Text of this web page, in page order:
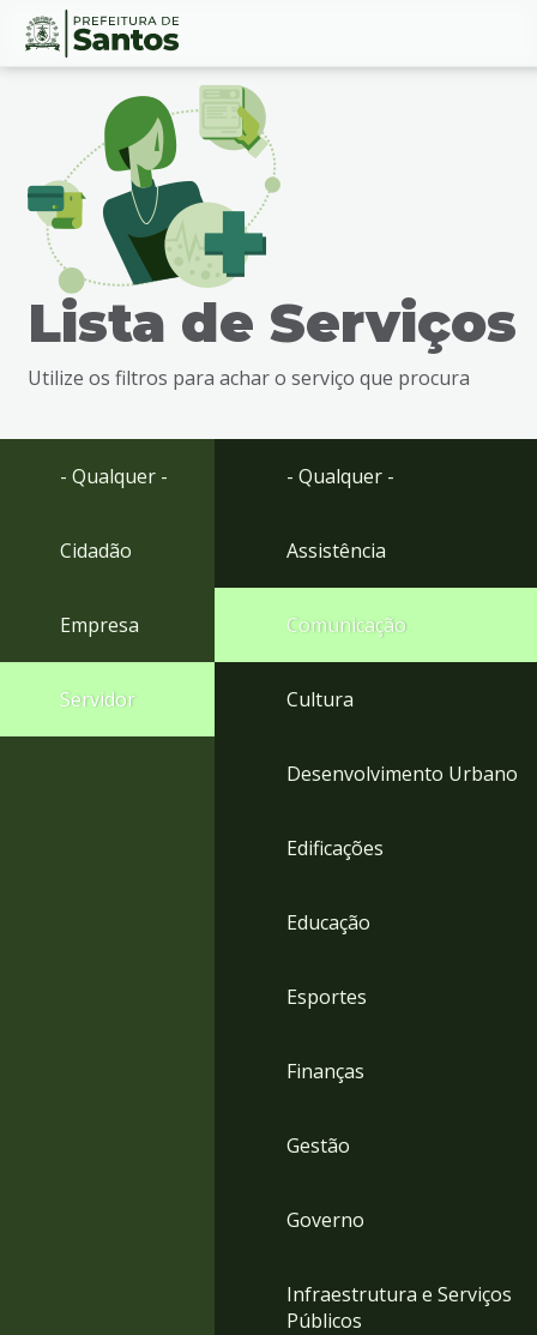
Ir
busca
Ir
Conteúdo
Lista de Serviços
Utilize os filtros para achar o serviço que procura
- Qualquer -
Cidadão
Empresa
Servidor
- Qualquer -
Assistência
Comunicação
Cultura
Desenvolvimento Urbano
Edificações
Educação
Esportes
Finanças
Gestão
Governo
Infraestrutura e Serviços
Públicos